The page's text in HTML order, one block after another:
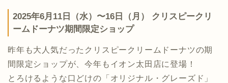
2025年6月11日（水）〜16日（月） クリスピークリ
ームドーナツ期間限定ショップ
昨年も大人気だったクリスピークリームドーナツの期
間限定ショップが、今年もイオン太田店に登場！
とろけるような口どけの「オリジナル・グレーズド」